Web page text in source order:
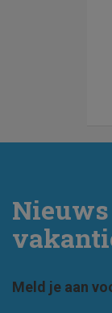
Meld je aan